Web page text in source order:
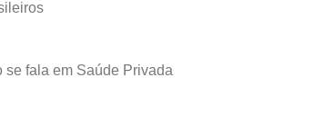
se fala em Saúde Privada